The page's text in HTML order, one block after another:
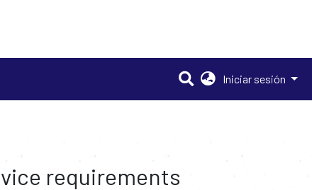
Iniciar sesión
requirements